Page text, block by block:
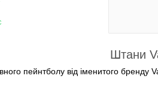
Штани
пейнтболу від іменитого бренду